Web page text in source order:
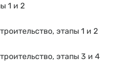
1 и 2
этапы 1 и 2
этапы 3 и 4